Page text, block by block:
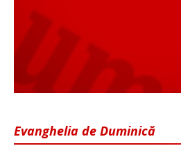
Evanghelia de Duminică